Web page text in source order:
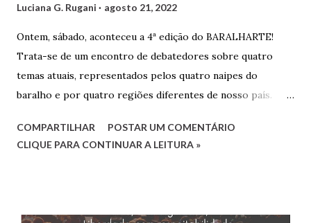
Luciana G. Rugani agosto 21, 2022
Ontem, sábado, aconteceu a 4ª edição do BARALHARTE!
Trata-se de um encontro de debatedores sobre quatro
temas atuais, representados pelos quatro naipes do
baralho e por quatro regiões diferentes de nosso país.
demais e também por convidados presentes. Os
debatedores desta edição foram eu, Luciana, representando
COMPARTILHAR
POSTAR UM COMENTÁRIO
CLIQUE PARA CONTINUAR A LEITURA »